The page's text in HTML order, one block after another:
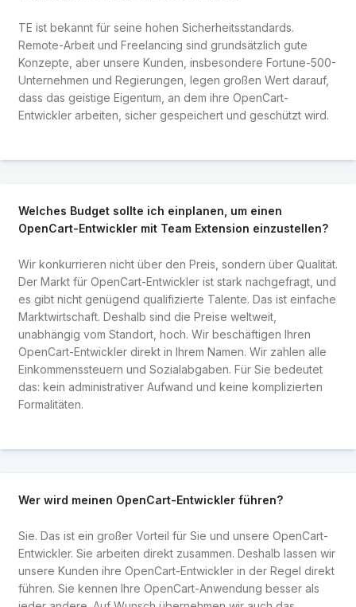
TE ist bekannt für seine hohen Sicherheitsstandards.
Remote-Arbeit und Freelancing sind grundsätzlich gute
Konzepte, aber unsere Kunden, insbesondere Fortune-500-
Unternehmen und Regierungen, legen großen Wert darauf,
dass das geistige Eigentum, an dem ihre OpenCart-
Entwickler arbeiten, sicher gespeichert und geschützt wird.
Welches Budget sollte ich einplanen, um einen
OpenCart-Entwickler mit Team Extension einzustellen?
Wir konkurrieren nicht über den Preis, sondern über Qualität.
Der Markt für OpenCart-Entwickler ist stark nachgefragt, und
es gibt nicht genügend qualifizierte Talente. Das ist einfache
Marktwirtschaft. Deshalb sind die Preise weltweit,
unabhängig vom Standort, hoch. Wir beschäftigen Ihren
OpenCart-Entwickler direkt in Ihrem Namen. Wir zahlen alle
Einkommenssteuern und Sozialabgaben. Für Sie bedeutet
das: kein administrativer Aufwand und keine komplizierten
Formalitäten.
Wer wird meinen OpenCart-Entwickler führen?
Sie. Das ist ein großer Vorteil für Sie und unsere OpenCart-
Entwickler. Sie arbeiten direkt zusammen. Deshalb lassen wir
unsere Kunden ihre OpenCart-Entwickler in der Regel direkt
führen. Sie kennen Ihre OpenCart-Anwendung besser als